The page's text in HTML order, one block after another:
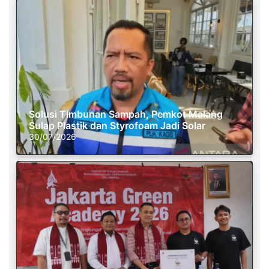
Solusi Timbunan Sampah, Pemkot Malang
Sulap Plastik dan Styrofoam Jadi Solar
30/07/2026